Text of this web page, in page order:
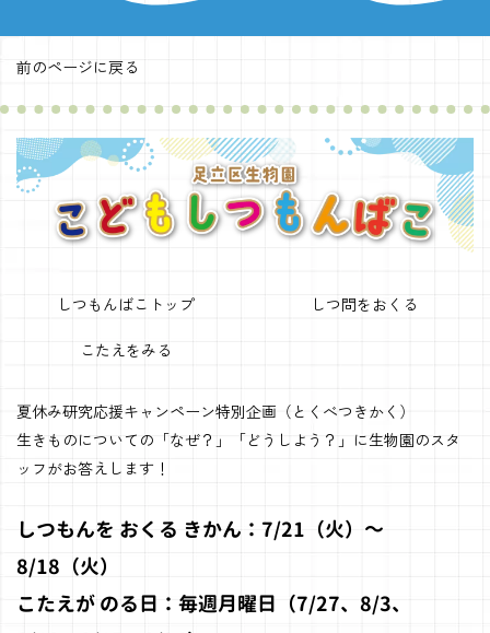
前のページに戻る
しつもんばこトップ しつ問をおくる
こたえをみる
夏休み研究応援キャンペーン特別企画（とくべつきかく）
生きものについての「なぜ？」「どうしよう？」に生物園のスタ
ッフがお答えします！
しつもんを おくる きかん：7/21（火）～
8/18（火）
こたえが のる日：毎週月曜日（7/27、8/3、